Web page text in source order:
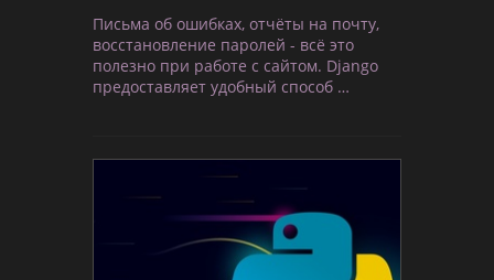
Письма об ошибках, отчёты на почту,
восстановление паролей - всё это
полезно при работе с сайтом. Django
предоставляет удобный способ …